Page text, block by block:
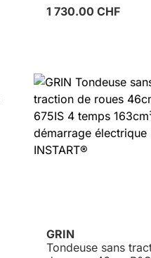
1 730.00 CHF
GRIN
Tondeuse sans